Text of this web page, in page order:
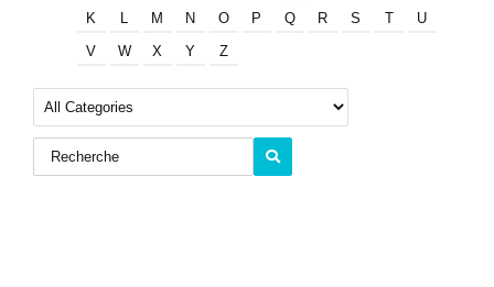
K
L M N O P Q R S T
U
V
W X Y Z